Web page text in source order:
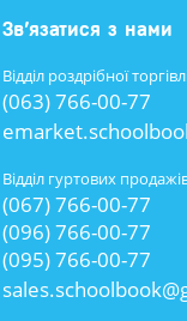
Зв’язатися з нами
Відділ роздрібної
(063) 766-00-77
Відділ гуртових
(067) 766-00-77
(096) 766-00-77
(095) 766-00-77